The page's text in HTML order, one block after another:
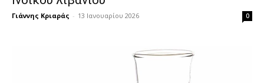
Γιάννης Κριαράς - 13 Ιανουαρίου 2026 0